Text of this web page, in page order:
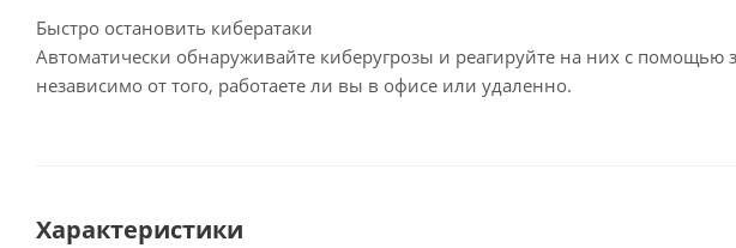
Быстро остановить кибератаки
Автоматически обнаруживайте киберугрозы и реагируйте на них с помощью
независимо от того, работаете ли вы в офисе или удаленно.
Характеристики